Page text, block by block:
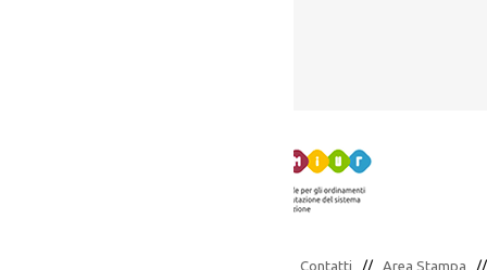
Contatti // Area Stampa